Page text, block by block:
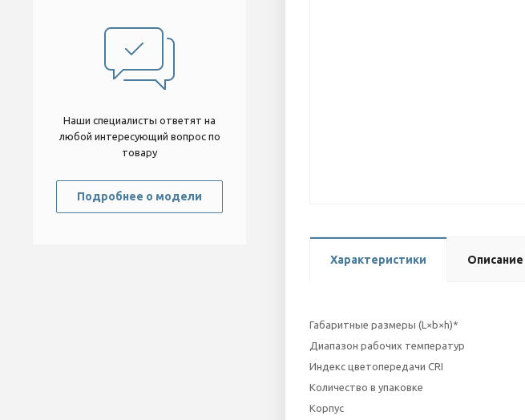
Характеристики Описание
Габаритные размеры (L×b×h)*
Диапазон рабочих температур
Индекс цветопередачи CRI
Количество в упаковке
Корпус
Наши специалисты ответят на
любой интересующий вопрос по
товару
Подробнее о модели